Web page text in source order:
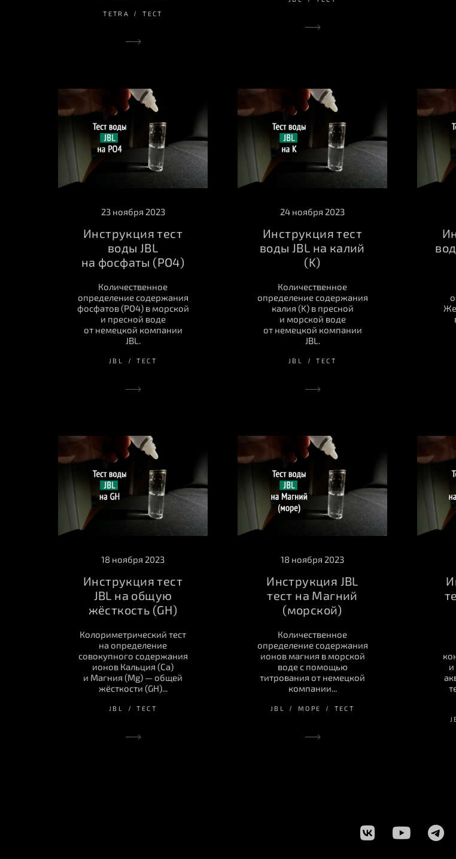
TETRA ТЕСТ
23 ноября 2023
Инструкция тест
воды JBL
на фосфаты (PO4)
Количественное
определение содержания
фосфатов (PO4) в морской
и пресной воде
от немецкой компании
JBL.
JBL ТЕСТ
24 ноября 2023
Инструкция тест
воды JBL на калий
(K)
Количественное
определение содержания
калия (K) в пресной
и морской воде
от немецкой компании
JBL.
JBL ТЕСТ
18 ноября 2023
Инструкция тест
JBL на общую
жёсткость (GH)
Колориметрический тест
на определение
совокупного содержания
ионов Кальция (Ca)
и Магния (Mg) — общей
жёсткости (GH)...
JBL ТЕСТ
18 ноября 2023
Инструкция JBL
тест на Магний
(морской)
Количественное
определение содержания
ионов магния в морской
воде с помощью
титрования от немецкой
компании...
JBL МОРЕ ТЕСТ